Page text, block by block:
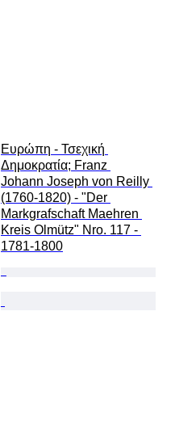
Ευρώπη - Τσεχική
Δημοκρατία; Franz
Johann Joseph von Reilly
(1760-1820) - "Der
Markgrafschaft Maehren
Kreis Olmütz" Nro. 117 -
1781-1800